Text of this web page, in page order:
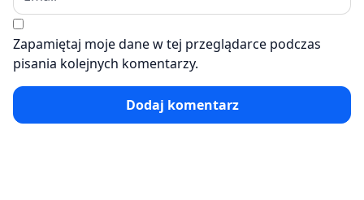
Zapamiętaj moje dane w tej przeglądarce podczas
pisania kolejnych komentarzy.
Dodaj komentarz